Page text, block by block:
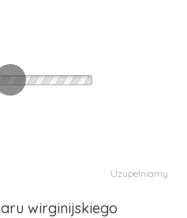
Uzupełniamy
wirginijskiego